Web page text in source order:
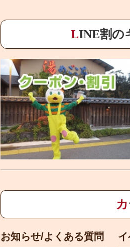
LINE割
お知らせ/よくある質問